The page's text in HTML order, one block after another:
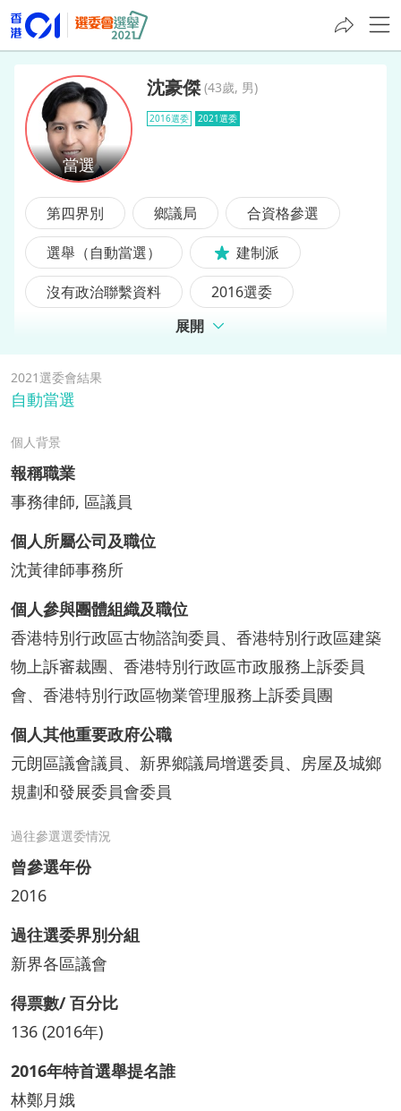
沈豪傑
沈豪傑 (43歲, 男)
2016選委 2021選委
第四界別 鄉議局
合資格參選
選舉（自動當選）
建制派
沒有政治聯繫資料
2016選委
前選委展開
2021選委會結果
自動當選
個人背景
報稱職業
事務律師, 區議員
個人所屬公司及職位
沈黃律師事務所
個人參與團體組織及職位
香港特別行政區古物諮詢委員、香港特別行政區建築
物上訴審裁團、香港特別行政區市政服務上訴委員
會、香港特別行政區物業管理服務上訴委員團
個人其他重要政府公職
元朗區議會議員、新界鄉議局增選委員、房屋及城鄉
規劃和發展委員會委員
過往參選選委情況
曾參選年份
2016
過往選委界別分組
新界各區議會
得票數/ 百分比
136 (2016年)
2016年特首選舉提名誰
林鄭月娥